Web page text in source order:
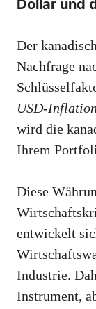
Dollar und
Der
Nachfrage
USD-Inflation
wird die
Ihrem
Diese
entwickelt
Industrie.
Instrument,